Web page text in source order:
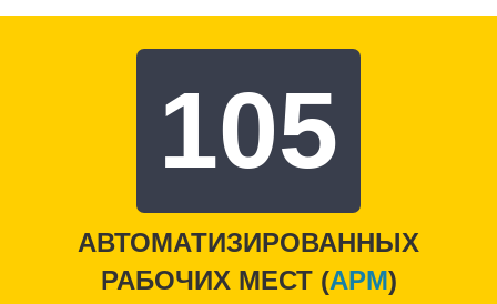
105
АВТОМАТИЗИРОВАННЫХ
РАБОЧИХ МЕСТ (APM)